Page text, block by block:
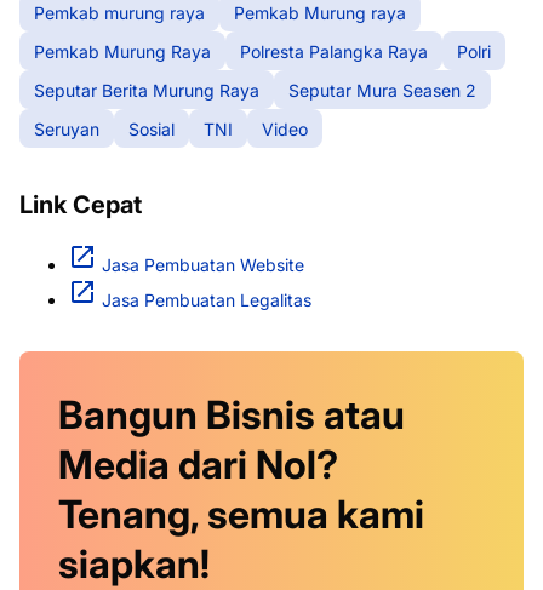
Pemkab murung raya
Pemkab Murung raya
Pemkab Murung Raya
Polresta Palangka Raya
Polri
Seputar Berita Murung Raya
Seputar Mura Seasen 2
Seruyan
Sosial TNI Video
Link Cepat
Jasa Pembuatan Website
Jasa Pembuatan Legalitas
Bangun Bisnis atau
Media dari Nol?
Tenang, semua kami
siapkan!